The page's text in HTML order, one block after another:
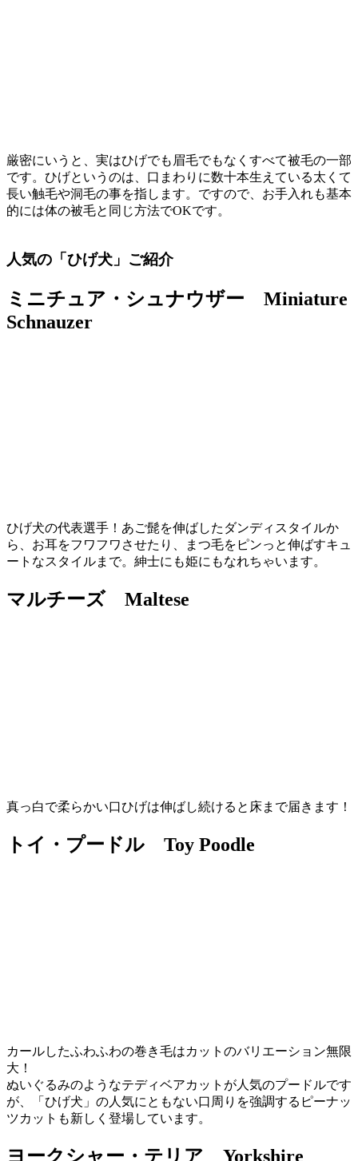
厳密にいうと、実はひげでも眉毛でもなくすべて被毛の一部
です。ひげというのは、口まわりに数十本生えている太くて
長い触毛や洞毛の事を指します。ですので、お手入れも基本
的には体の被毛と同じ方法でOKです。
人気の「ひげ犬」ご紹介
ミニチュア・シュナウザー Miniature
Schnauzer
ひげ犬の代表選手！あご髭を伸ばしたダンディスタイルか
ら、お耳をフワフワさせたり、まつ毛をピンっと伸ばすキュ
ートなスタイルまで。紳士にも姫にもなれちゃいます。
マルチーズ Maltese
真っ白で柔らかい口ひげは伸ばし続けると床まで届きます！
トイ・プードル Toy Poodle
カールしたふわふわの巻き毛はカットのバリエーション無限
大！
ぬいぐるみのようなテディベアカットが人気のプードルです
が、「ひげ犬」の人気にともない口周りを強調するピーナッ
ツカットも新しく登場しています。
ヨークシャー・テリア Yorkshire